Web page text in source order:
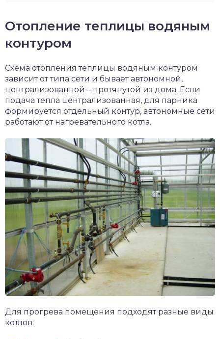
Отопление теплицы водяным
контуром
Схема отопления теплицы водяным контуром
зависит от типа сети и бывает автономной,
централизованной – протянутой из дома. Если
подача тепла централизованная, для парника
формируется отдельный контур, автономные сети
работают от нагревательного котла.
Для прогрева помещения подходят разные виды
котлов: